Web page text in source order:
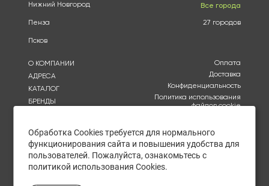
Нижний Новгород
Пенза
Псков
Все города
27 городов
О КОМПАНИИ
АДРЕСА
КАТАЛОГ
БРЕНДЫ
ОТЗЫВЫ
КОНТАКТЫ
Оплата
Доставка
Конфиденциальность
Политика использования
файлов cookie
Политика в отношении
Обработка Cookies требуется для нормального
функционирования сайта и повышения удобства для
пользователей. Пожалуйста, ознакомьтесь с
политикой использования Cookies.